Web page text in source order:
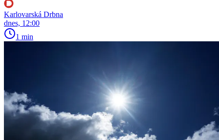
Karlovarská Drbna
dnes, 12:00
1 min